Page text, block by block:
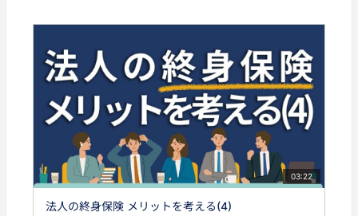
03:22
法人の終身保険 メリットを考える(4)